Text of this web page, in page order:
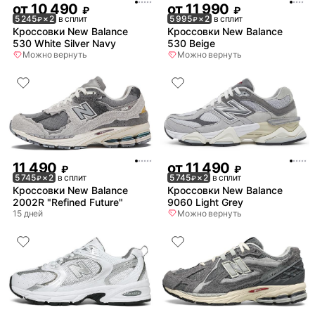
от10 490 ₽
5 245₽× 2 в сплит
Кроссовки New Balance
530 White Silver Navy
Можно вернуть
от11 990 ₽
5 995₽× 2 в сплит
Кроссовки New Balance
530 Beige
Можно вернуть
11 490 ₽
5 745₽× 2 в сплит
Кроссовки New Balance
2002R "Refined Future"
15 дней
от 11 490 ₽
5 745₽× 2 в сплит
Кроссовки New Balance
9060 Light Grey
Можно вернуть